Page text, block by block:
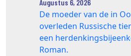
Augustus 6, 2026
De moeder van de in
overleden Russische
een
Roman.